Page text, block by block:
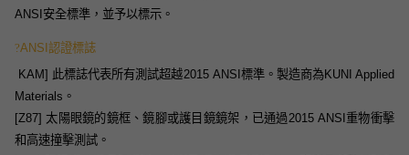
ANSI安全標準，並予以標示。
?ANSI認證標誌
KAM] 此標誌代表所有測試超越2015 ANSI標準。製造商為KUNI Applied
Materials。
[Z87] 太陽眼鏡的鏡框、鏡腳或護目鏡鏡架，已通過2015 ANSI重物衝擊
和高速撞擊測試。